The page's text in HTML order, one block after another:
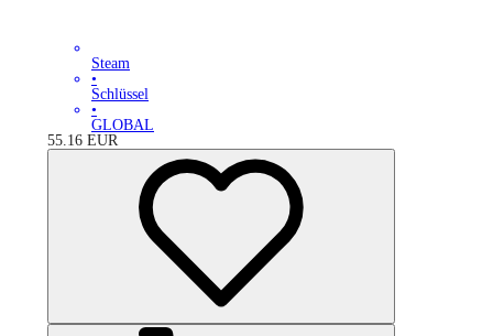
Steam
•
Schlüssel
•
GLOBAL
55.16 EUR